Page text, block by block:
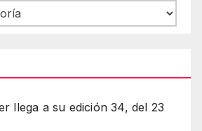
llega a su edición 34, del 23